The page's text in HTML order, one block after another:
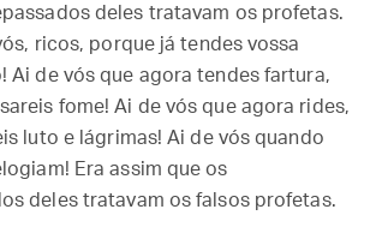
deles tratavam os profetas.
ricos, porque já tendes vossa
Ai de vós que agora tendes fartura,
fome! Ai de vós que agora rides,
luto e lágrimas! Ai de vós quando
Era assim que os
deles tratavam os falsos profetas.